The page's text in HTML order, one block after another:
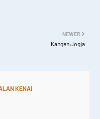
NEWER
Kangen Jogja
KENAI